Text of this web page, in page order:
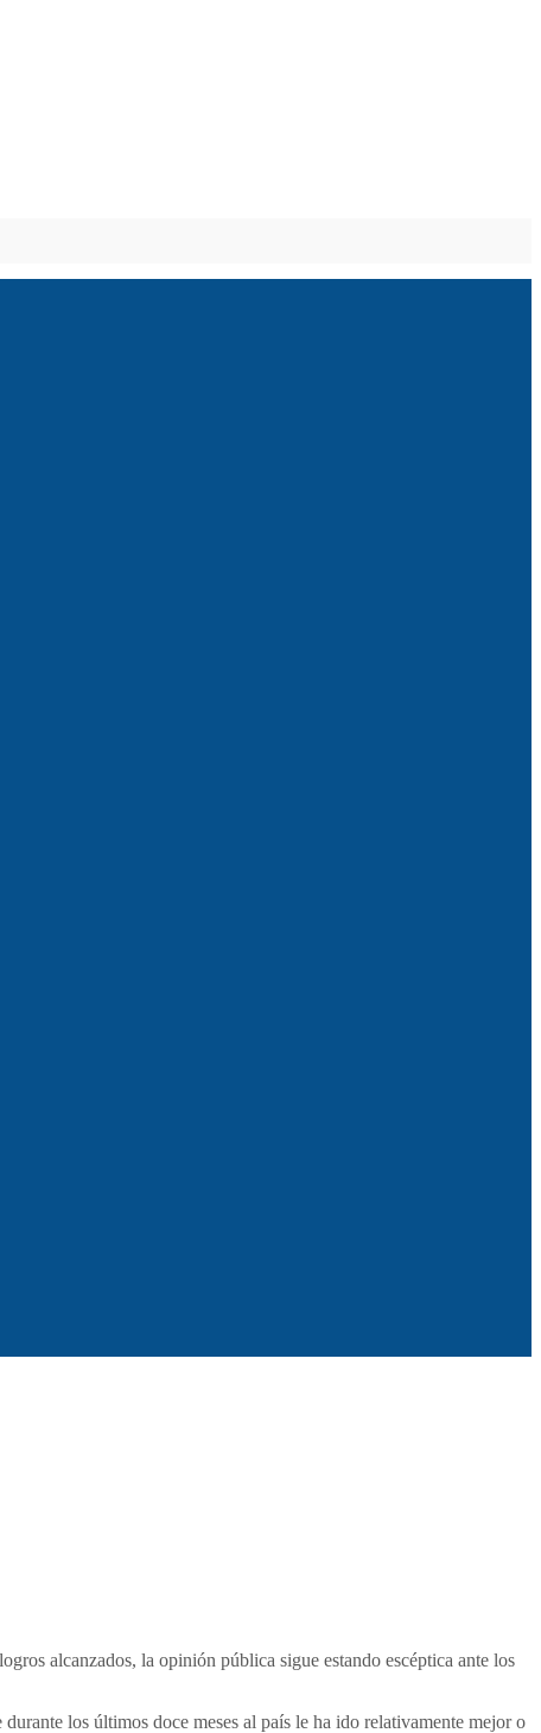
alcanzados, la opinión pública sigue estando escéptica ante los
los últimos doce meses al país le ha ido relativamente mejor o